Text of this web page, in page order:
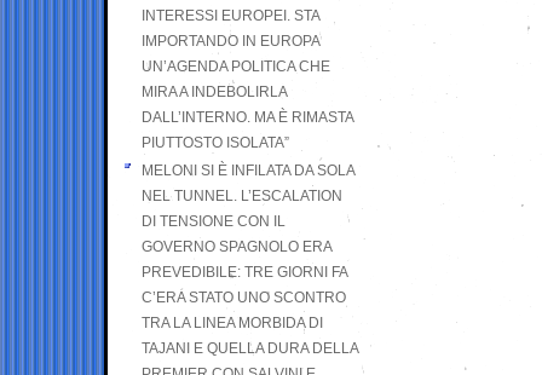
INTERESSI EUROPEI. STA
IMPORTANDO IN EUROPA
UN’AGENDA POLITICA CHE
MIRA A INDEBOLIRLA
DALL’INTERNO. MA È RIMASTA
PIUTTOSTO ISOLATA”
MELONI SI È INFILATA DA SOLA
NEL TUNNEL. L’ESCALATION
DI TENSIONE CON IL
GOVERNO SPAGNOLO ERA
PREVEDIBILE: TRE GIORNI FA
C’ERA STATO UNO SCONTRO
TRA LA LINEA MORBIDA DI
TAJANI E QUELLA DURA DELLA